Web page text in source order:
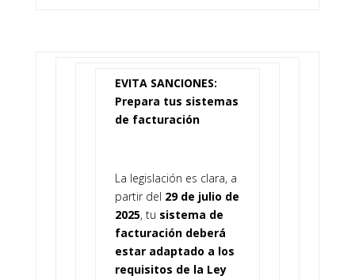
EVITA SANCIONES:
Prepara tus sistemas
de facturación
La legislación es clara, a
partir del 29 de julio de
2025, tu sistema de
facturación deberá
estar adaptado a los
requisitos de la Ley